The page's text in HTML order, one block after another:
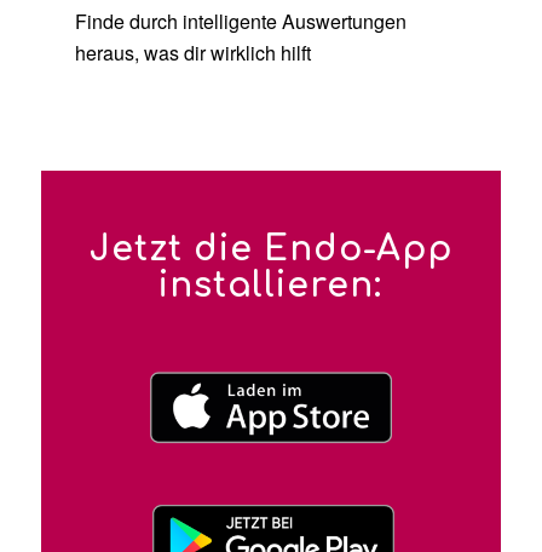
Finde durch intelligente Auswertungen
heraus, was dir wirklich hilft
Jetzt die Endo-App
installieren: